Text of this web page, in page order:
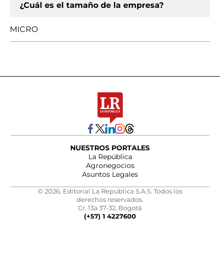
¿Cuál es el tamaño de la empresa?
MICRO
NUESTROS PORTALES
La República
Agronegocios
Asuntos Legales
© 2026, Editorial La República S.A.S. Todos los
derechos reservados.
Cr. 13a 37-32, Bogotá
(+57) 1 4227600